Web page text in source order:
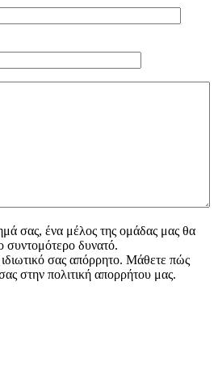
σας, ένα μέλος της ομάδας μας θα
συντομότερο δυνατό.
σας απόρρητο. Μάθετε πώς
στην πολιτική απορρήτου μας.